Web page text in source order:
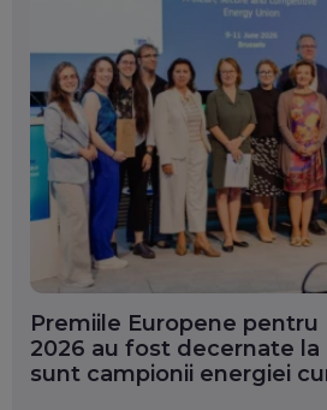
Premiile Europene pentru
2026 au fost decernate la
sunt campionii energiei